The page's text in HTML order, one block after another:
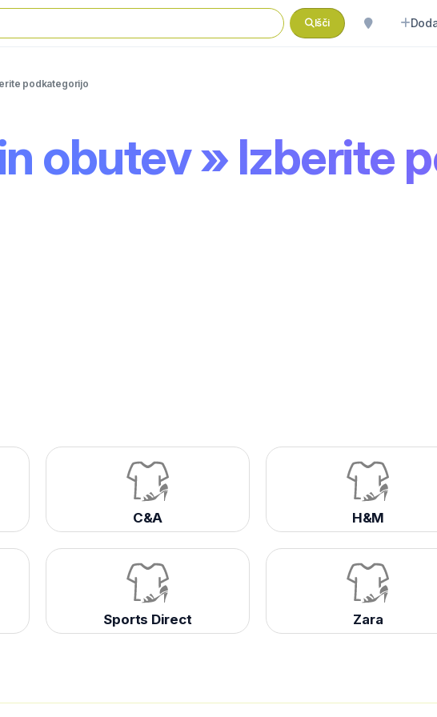
Išči
podkategorijo
obutev » Izberite
C&A H&M
Sports Direct Zara